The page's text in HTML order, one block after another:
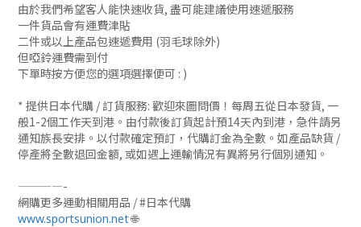
由於我們希望客人能快速收貨, 盡可能建議使用速遞服務
一件貨品會有運費津貼
二件或以上產品包速遞費用 (羽毛球除外)
但啞鈴運費需到付
下單時按方便您的選項選擇便可 : )
* 提供日本代購 / 訂貨服務: 歡迎來圖問價！每周五從日本發貨, 一
般1-2個工作天到港。由付款後訂貨起計預14天內到港，急件請另
通知族長安排。以付款確定預訂，代購訂金為全數。如產品缺貨 /
停產將全數退回金額, 或如遇上運輸情況有異將另行個別通知。
————-
網購更多運動相關用品 / #日本代購
www.sportsunion.net🌐